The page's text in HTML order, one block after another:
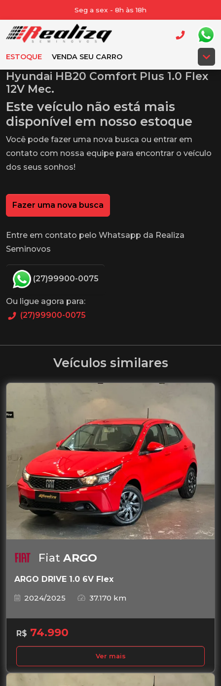
Seg a sex - 8h às 18h
ESTOQUE VENDA SEU CARRO
Hyundai HB20 Comfort Plus 1.0 Flex
12V Mec.
Este veículo não está mais
disponível em nosso estoque
Você pode fazer uma nova busca ou entrar em
contato com nossa equipe para encontrar o veículo
dos seus sonhos!
Fazer uma nova busca
Entre em contato pelo Whatsapp da Realiza
Seminovos
(27)99900-0075
Ou ligue agora para:
(27)99900-0075
Veículos similares
Fiat ARGO
ARGO DRIVE 1.0 6V Flex
2024/2025
37.170 km
R$ 74.990
Ver mais